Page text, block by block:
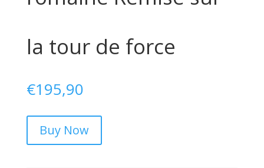
la tour de force
€195,90
Buy Now